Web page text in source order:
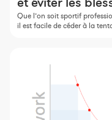
Que l’on soit sportif
il est facile de céder à la